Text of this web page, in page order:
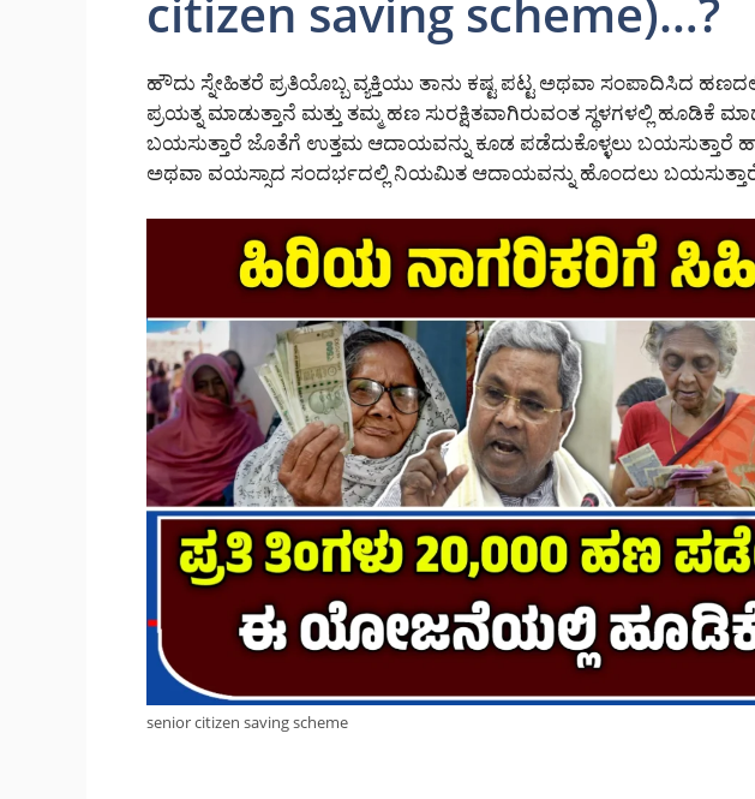
citizen saving scheme)…?
ಹೌದು ಸ್ನೇಹಿತರೆ ಪ್ರತಿಯೊಬ್ಬ ವ್ಯಕ್ತಿಯು ತಾನು ಕಷ್ಟ ಪಟ್ಟ ಅಥವಾ ಸಂಪಾದಿಸಿದ
ಪ್ರಯತ್ನ ಮಾಡುತ್ತಾನೆ ಮತ್ತು ತಮ್ಮ ಹಣ ಸುರಕ್ಷಿತವಾಗಿರುವಂತ ಸ್ಥಳಗಳಲ್ಲಿ ಹೂಡಿಕೆ
ಬಯಸುತ್ತಾರೆ ಜೊತೆಗೆ ಉತ್ತಮ ಆದಾಯವನ್ನು ಕೂಡ ಪಡೆದುಕೊಳ್ಳಲು ಬಯಸುತ್ತಾರೆ
ಅಥವಾ ವಯಸ್ಸಾದ ಸಂದರ್ಭದಲ್ಲಿ ನಿಯಮಿತ ಆದಾಯವನ್ನು ಹೊಂದಲು
senior citizen saving scheme